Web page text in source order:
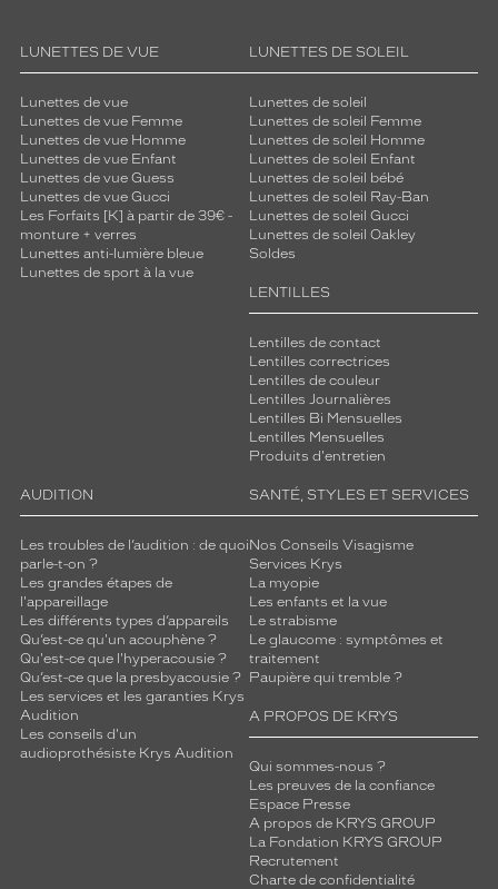
LUNETTES DE VUE
Lunettes de vue
Lunettes de vue Femme
Lunettes de vue Homme
Lunettes de vue Enfant
Lunettes de vue Guess
Lunettes de vue Gucci
Les Forfaits [K] à partir de 39€ -
monture + verres
Lunettes anti-lumière bleue
Lunettes de sport à la vue
LUNETTES DE SOLEIL
Lunettes de soleil
Lunettes de soleil Femme
Lunettes de soleil Homme
Lunettes de soleil Enfant
Lunettes de soleil bébé
Lunettes de soleil Ray-Ban
Lunettes de soleil Gucci
Lunettes de soleil Oakley
Soldes
LENTILLES
Lentilles de contact
Lentilles correctrices
Lentilles de couleur
Lentilles Journalières
Lentilles Bi Mensuelles
Lentilles Mensuelles
Produits d'entretien
AUDITION
Les troubles de l’audition : de quoi
parle-t-on ?
Les grandes étapes de
l'appareillage
Les différents types d’appareils
Qu’est-ce qu'un acouphène ?
Qu'est-ce que l'hyperacousie ?
Qu’est-ce que la presbyacousie ?
Les services et les garanties Krys
Audition
Les conseils d'un
audioprothésiste Krys Audition
SANTÉ, STYLES ET SERVICES
Nos Conseils Visagisme
Services Krys
La myopie
Les enfants et la vue
Le strabisme
Le glaucome : symptômes et
traitement
Paupière qui tremble ?
A PROPOS DE KRYS
Qui sommes-nous ?
Les preuves de la confiance
Espace Presse
A propos de KRYS GROUP
La Fondation KRYS GROUP
Recrutement
Charte de confidentialité